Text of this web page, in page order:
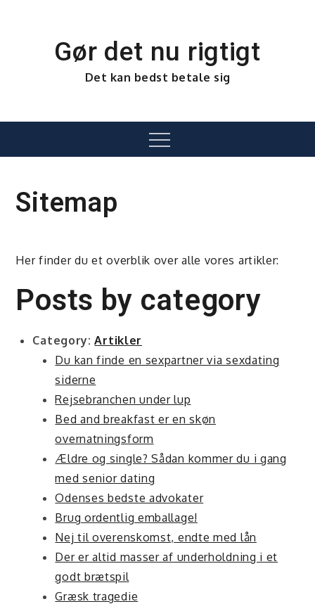
Gør det nu rigtigt
Det kan bedst betale sig
Menu
Sitemap
Her finder du et overblik over alle vores artikler:
Posts by category
Category:Artikler
Du kan finde en sexpartner via sexdating
siderne
Rejsebranchen under lup
Bed and breakfast er en skøn
overnatningsform
Ældre og single? Sådan kommer du i gang
med senior dating
Odenses bedste advokater
Brug ordentlig emballage!
Nej til overenskomst, endte med lån
Der er altid masser af underholdning i et
godt brætspil
Græsk tragedie